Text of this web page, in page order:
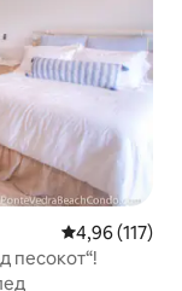
Просечна
4,96 (117)
песокот“!